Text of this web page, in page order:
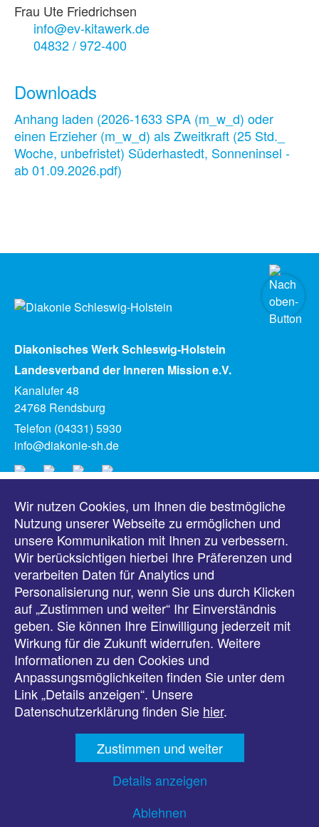
Frau Ute Friedrichsen
info@ev-kitawerk.de
04832 / 972-400
Downloads
Anhang laden (2026-1633 SPA (m_w_d) oder
einen Erzieher (m_w_d) als Zweitkraft (25 Std._
Woche, unbefristet) Süderhastedt, Sonneninsel -
ab 01.09.2026.pdf)
Diakonisches Werk Schleswig-Holstein
Landesverband der Inneren Mission e.V.
Kanalufer 48
24768 Rendsburg
Telefon (04331) 5930
info@diakonie-sh.de
Meldungen
Veranstaltungen
Downloads
Presse
Karriere
Kontakt
Datenschutz
Wir nutzen Cookies, um Ihnen die bestmögliche
Nutzung unserer Webseite zu ermöglichen und
unsere Kommunikation mit Ihnen zu verbessern.
Wir berücksichtigen hierbei Ihre Präferenzen und
verarbeiten Daten für Analytics und
Personalisierung nur, wenn Sie uns durch Klicken
auf „Zustimmen und weiter“ Ihr Einverständnis
geben. Sie können Ihre Einwilligung jederzeit mit
Wirkung für die Zukunft widerrufen. Weitere
Informationen zu den Cookies und
Anpassungsmöglichkeiten finden Sie unter dem
Link „Details anzeigen“. Unsere
Datenschutzerklärung finden Sie hier.
Zustimmen und weiter
Details anzeigen
Ablehnen